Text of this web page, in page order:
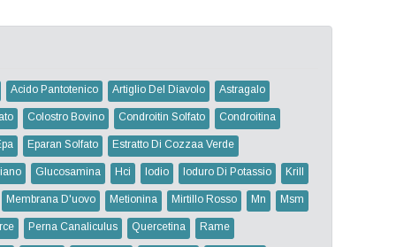
Acido Pantotenico Artiglio Del Diavolo Astragalo
Colostro Bovino Condroitin Solfato Condroitina
Eparan Solfato Estratto Di Cozzaa Verde
Glucosamina Hci Iodio Ioduro Di Potassio Krill
Membrana D'uovo Metionina Mirtillo Rosso Mn Msm
Perna Canaliculus Quercetina Rame